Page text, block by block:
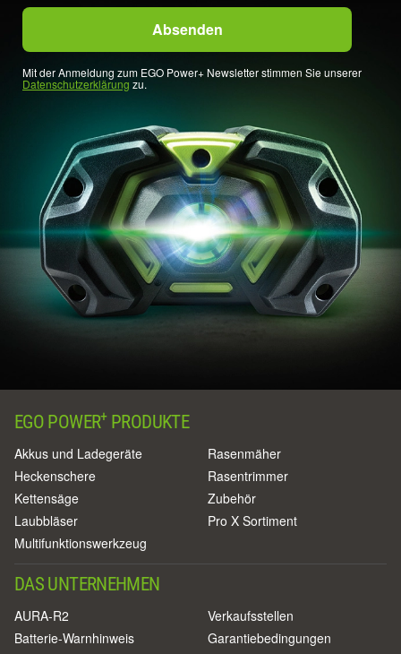
Mit der Anmeldung zum EGO Power+ Newsletter stimmen Sie unserer
Datenschutzerklärung zu.
EGO POWER+PRODUKTE
Akkus und Ladegeräte
Heckenschere
Kettensäge
Laubbläser
Multifunktionswerkzeug
Rasenmäher
Rasentrimmer
Zubehör
Pro X Sortiment
DAS UNTERNEHMEN
AURA-R2
Batterie-Warnhinweis
Verkaufsstellen
Garantiebedingungen